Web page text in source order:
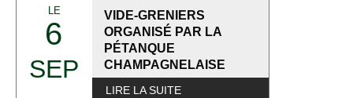
LE
6
SEP
VIDE-GRENIERS
ORGANISÉ PAR LA
PÉTANQUE
CHAMPAGNELAISE
LIRE LA SUITE